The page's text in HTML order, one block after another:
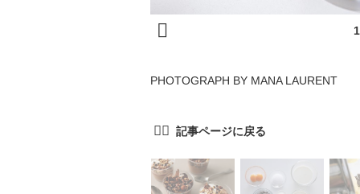
PHOTOGRAPH BY MANA LAURENT